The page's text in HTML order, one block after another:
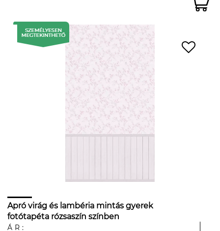
Apró virág és lambéria mintás gyerek
fotótapéta rózsaszín színben
ÁR: